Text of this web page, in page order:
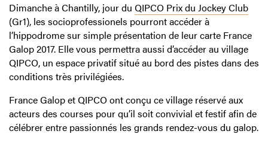
Dimanche à Chantilly, jour du QIPCO Prix du Jockey Club
(Gr1), les socioprofessionels pourront accéder à
l’hippodrome sur simple présentation de leur carte France
Galop 2017. Elle vous permettra aussi d’accéder au village
QIPCO, un espace privatif situé au bord des pistes dans des
conditions très privilégiées.
France Galop et QIPCO ont conçu ce village réservé aux
acteurs des courses pour qu’il soit convivial et festif afin de
célébrer entre passionnés les grands rendez-vous du galop.